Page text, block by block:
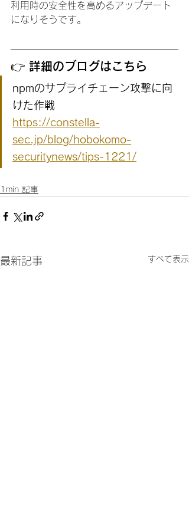
利用時の安全性を高めるアップデート
になりそうです。
👉 詳細のブログはこちら
npmのサプライチェーン攻撃に向
けた作戦
https://constella-
sec.jp/blog/hobokomo-
securitynews/tips-1221/
1min 記事
最新記事 すべて表示